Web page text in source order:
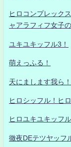
ヒロコンプレック
ャアラフィフ女子
ユキユキッフル3！
萌えっふる！
天にまします我ら！
ヒロシッフル！ヒ
ヒロユキユキッフ
徹夜DEテツヤッフ